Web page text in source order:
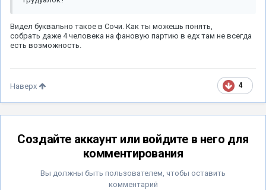
Видел буквально такое в Сочи. Как ты можешь понять,
собрать даже 4 человека на фановую партию в едх там не всегда
есть возможность.
4
Наверх
Создайте аккаунт или войдите в него для
комментирования
Вы должны быть пользователем, чтобы оставить
комментарий